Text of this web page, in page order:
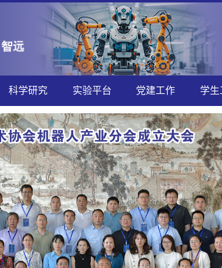
科学研究 实验平台 党建工作 学生